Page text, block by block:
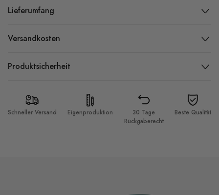
Lieferumfang
Versandkosten
Produktsicherheit
Schneller Versand Eigenproduktion
30 Tage
Rückgaberecht
Beste Qualität